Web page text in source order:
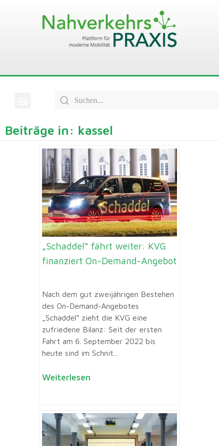
Beiträge in: kassel
„Schaddel“ fährt weiter: KVG
finanziert On-Demand-Angebot
Nach dem gut zweijährigen Bestehen
des On-Demand-Angebotes
„Schaddel“ zieht die KVG eine
zufriedene Bilanz: Seit der ersten
Fahrt am 6. September 2022 bis
heute sind im Schnit...
Weiterlesen